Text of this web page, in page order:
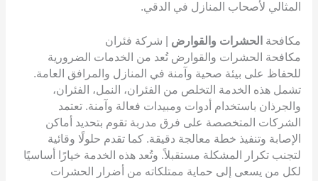
المثالي لأصحاب المنازل في الدقي.
مكافحة الحشرات والقوارض | شركة فئران
مكافحة الحشرات والقوارض تُعد من الخدمات الضرورية
للحفاظ على بيئة صحية وآمنة في المنازل والمرافق العامة.
تشمل هذه الخدمة التخلص من الفئران، النمل، الفئران،
والجرذان باستخدام أدوات ومبيدات فعالة وآمنة. تعتمد
الشركات المتخصصة على فرق مدربة تقوم بتحديد أماكن
الإصابة وتنفيذ خطة معالجة دقيقة. كما تقدم حلولًا وقائية
لتجنب تكرار المشكلة مستقبلاً. وتُعد هذه الخدمة خيارًا أساسيًا
لكل من يسعى إلى حماية ممتلكاته من أضرار الحشرات